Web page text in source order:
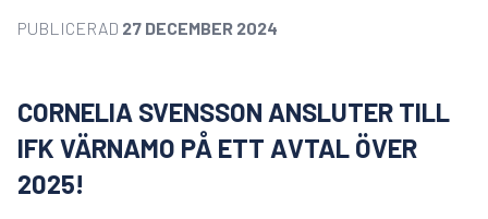
PUBLICERAD 27 DECEMBER 2024
CORNELIA SVENSSON ANSLUTER TILL
IFK VÄRNAMO PÅ ETT AVTAL ÖVER
2025!